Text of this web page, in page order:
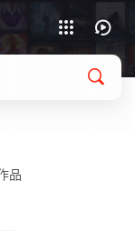
品